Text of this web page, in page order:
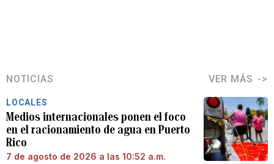
NOTICIAS VER MÁS
LOCALES
Medios internacionales ponen el foco
en el racionamiento de agua en Puerto
Rico
7 de agosto de 2026 a las 10:52 a.m.